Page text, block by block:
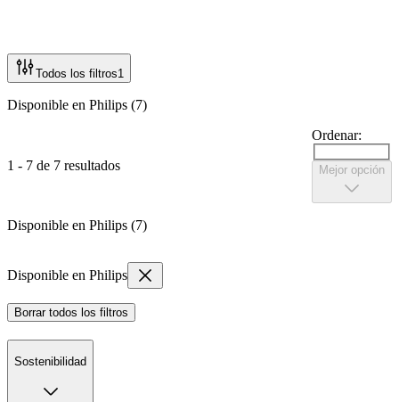
Todos los filtros1
Disponible en Philips (7)
1 - 7 de 7 resultados
Ordenar:
Mejor opción
Disponible en Philips (7)
Disponible en Philips
Borrar todos los filtros
Sostenibilidad